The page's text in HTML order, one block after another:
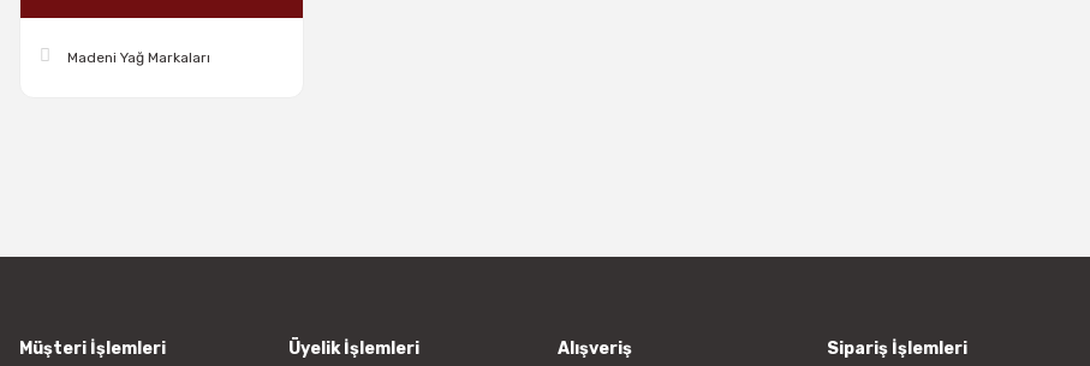
Madeni Yağ Markaları
Müşteri İşlemleri Üyelik İşlemleri Alışveriş Sipariş İşlemleri